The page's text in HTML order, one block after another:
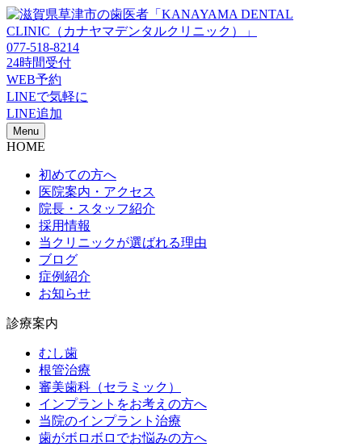
077-518-8214
24時間受付
WEB予約
LINEで気軽に
LINE追加
Menu
HOME
初めての方へ
医院案内・アクセス
院長・スタッフ紹介
採用情報
当クリニックが選ばれる理由
ブログ
症例紹介
お知らせ
診療案内
むし歯
根管治療
審美歯科（セラミック）
インプラントをお考えの方へ
当院のインプラント治療
歯がボロボロでお悩みの方へ